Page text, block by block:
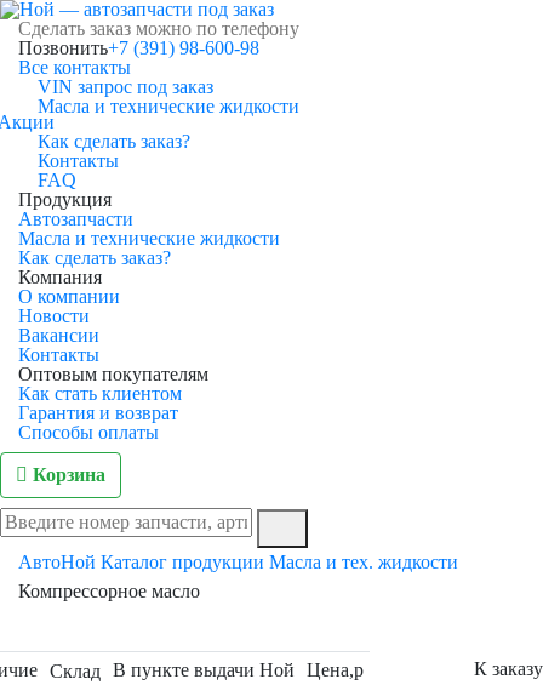
Сделать заказ можно по телефону
Позвонить+7 (391) 98-600-98
Все контакты
VIN запрос под заказ
Масла и технические жидкости
Как сделать заказ?
Контакты
FAQ
Продукция
Автозапчасти
Масла и технические жидкости
Как сделать заказ?
Компания
О компании
Новости
Вакансии
Контакты
Оптовым покупателям
Как стать клиентом
Гарантия и возврат
Способы оплаты
Корзина
АвтоНой Каталог продукции Масла и тех. жидкости
Компрессорное масло
Склад В пункте выдачи Ной Цена,p К заказу